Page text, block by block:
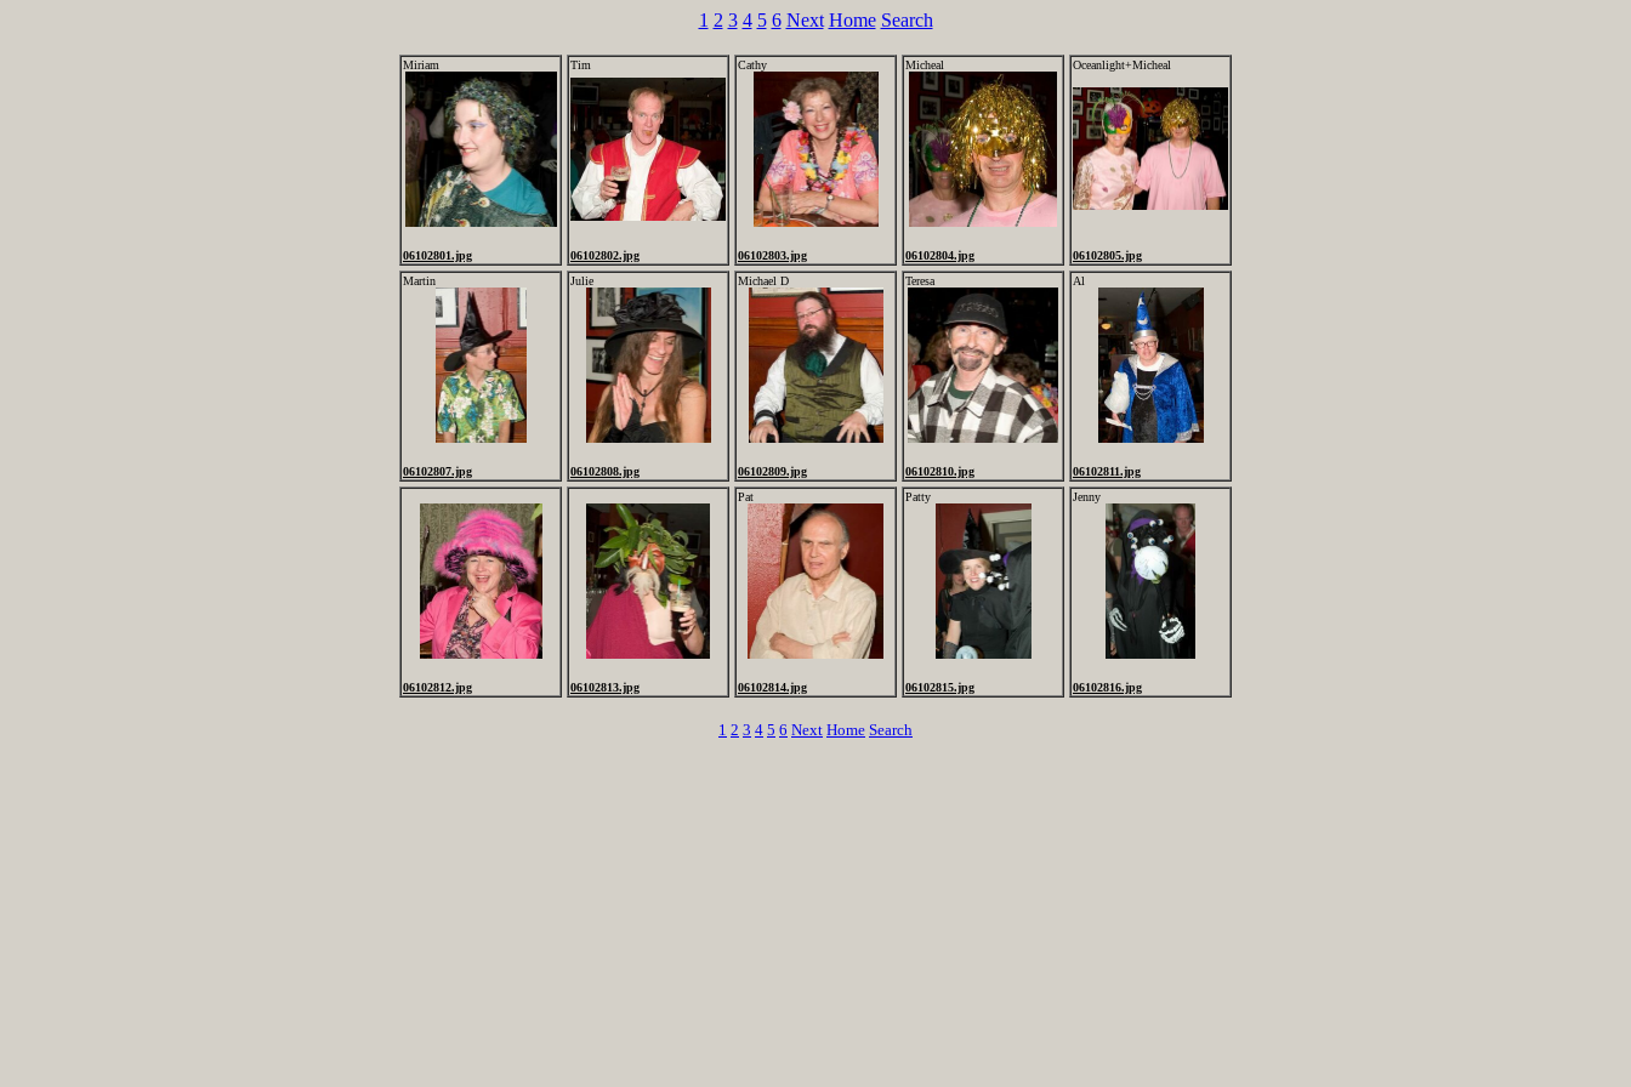
1 2 3 4 5 6 Next Home Search
Miriam
06102801.jpg
Tim
06102802.jpg
Cathy
06102803.jpg
Micheal
06102804.jpg
Oceanlight+Micheal
06102805.jpg
Martin
06102807.jpg
Julie
06102808.jpg
Michael D
06102809.jpg
Teresa
06102810.jpg
Al
06102811.jpg
06102812.jpg 06102813.jpg
Pat
06102814.jpg
Patty
06102815.jpg
Jenny
06102816.jpg
1 2 3 4 5 6 Next Home Search